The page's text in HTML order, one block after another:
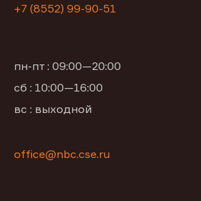
+7 (8552) 99-90-51
пн-пт : 09:00—20:00
сб : 10:00—16:00
вс : выходной
office@nbc.cse.ru